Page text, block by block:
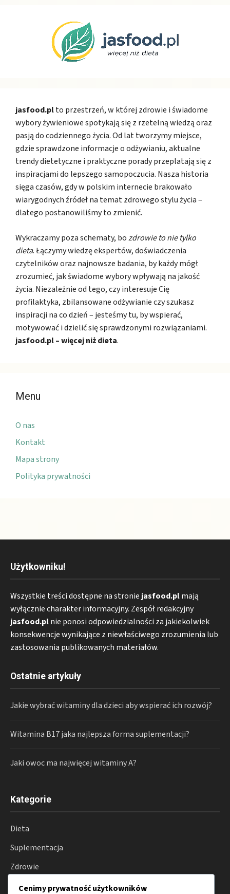
jasfood.plto przestrzeń, w której zdrowie i świadome
wybory żywieniowe spotykają się z rzetelną wiedzą oraz
pasją do codziennego życia. Od lat tworzymy miejsce,
gdzie sprawdzone informacje o odżywianiu, aktualne
trendy dietetyczne i praktyczne porady przeplatają się z
inspiracjami do lepszego samopoczucia. Nasza historia
sięga czasów, gdy w polskim internecie brakowało
wiarygodnych źródeł na temat zdrowego stylu życia –
dlatego postanowiliśmy to zmienić.
Wykraczamy poza schematy, bozdrowie to nie tylko
dieta. Łączymy wiedzę ekspertów, doświadczenia
czytelników oraz najnowsze badania, by każdy mógł
zrozumieć, jak świadome wybory wpływają na jakość
życia. Niezależnie od tego, czy interesuje Cię
profilaktyka, zbilansowane odżywianie czy szukasz
inspiracji na co dzień – jesteśmy tu, by wspierać,
motywować i dzielić się sprawdzonymi rozwiązaniami.
jasfood.pl – więcej niż dieta.
Menu
O nas
Kontakt
Mapa strony
Polityka prywatności
Użytkowniku!
Wszystkie treści dostępne na stronie jasfood.plmają
wyłącznie charakter informacyjny. Zespół redakcyjny
jasfood.plnie ponosi odpowiedzialności za jakiekolwiek
konsekwencje wynikające z niewłaściwego zrozumienia lub
zastosowania publikowanych materiałów.
Ostatnie artykuły
Jakie wybrać witaminy dla dzieci aby wspierać ich rozwój?
Witamina B17 jaka najlepsza forma suplementacji?
Jaki owoc ma najwięcej witaminy A?
Kategorie
Dieta
Suplementacja
Zdrowie
Aktywność
Cenimy prywatność użytkowników